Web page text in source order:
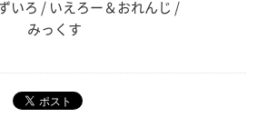
いろ / いえろー＆おれんじ /
みっくす